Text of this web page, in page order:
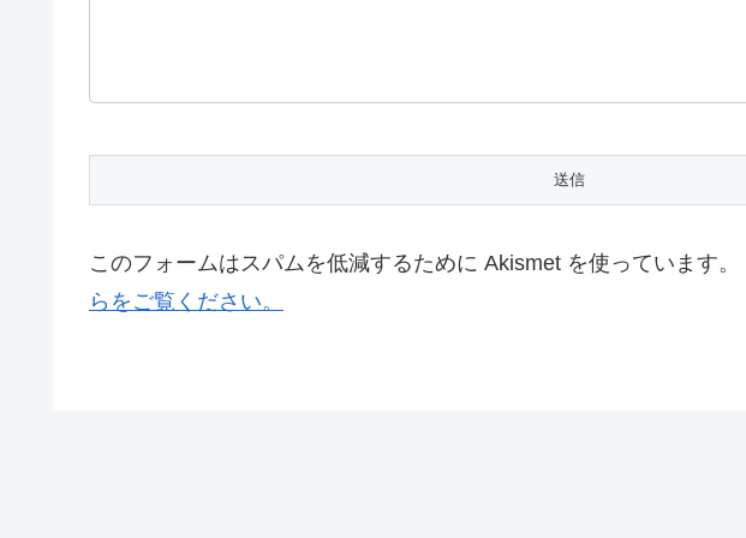
このフォームはスパムを低減するために Akismet を使っています。
らをご覧ください。